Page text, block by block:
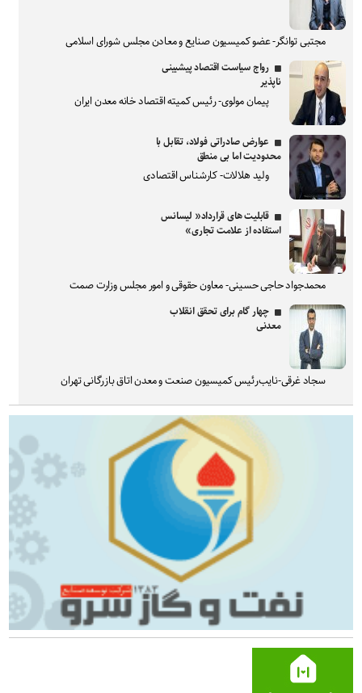
مجتبی توانگر- عضو کمیسیون صنایع و معادن مجلس شورای اسلامی
رواج سیاست اقتصاد پیشبینی
ناپذیر
پیمان مولوی- رئیس کمیته اقتصاد خانه معدن ایران
عوارض صادراتی فولاد، تقابل با
محدودیت اما بی منطق
ولید هلالات- کارشناس اقتصادی
قابلیت های قرارداد« لیسانس
استفاده از علامت تجاری»
محمدجواد حاجی حسینی- معاون حقوقی و امور مجلس وزارت صمت
چهار گام برای تحقق انقلاب
معدنی
سجاد غرقی-نایب‌رئیس کمیسیون صنعت و معدن اتاق بازرگانی تهران